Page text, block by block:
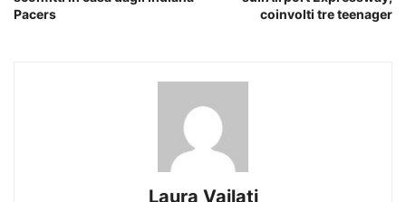
Pacers
coinvolti tre teenager
Laura Vailati